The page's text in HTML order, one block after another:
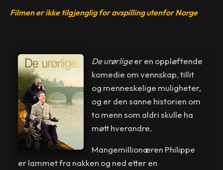
Filmen er ikke tilgjenglig for avspilling utenfor Norge
De urørligeer en oppløftende
komedie om vennskap, tillit
og menneskelige muligheter,
og er den sanne historien om
to menn som aldri skulle ha
møtt hverandre.
Mangemillionæren Philippe
er lammet fra nakken og ned etter en